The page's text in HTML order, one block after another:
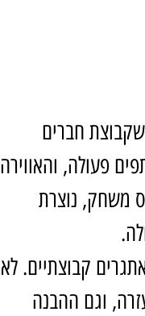
חברים
פעולה, והאווירה
משחק, נוצרת
קבוצתיים. לא
וגם ההבנה